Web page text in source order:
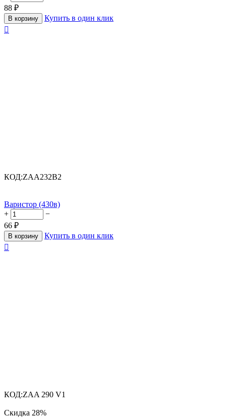
88 ₽
В корзину
Купить в один клик

КОД:ZAA232B2
Варистор (430в)
+
−
66 ₽
В корзину
Купить в один клик

КОД:ZAA 290 V1
Скидка 28%